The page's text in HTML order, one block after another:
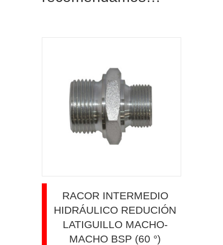
RACOR INTERMEDIO
HIDRÁULICO REDUCIÓN
LATIGUILLO MACHO-
MACHO BSP (60 °)